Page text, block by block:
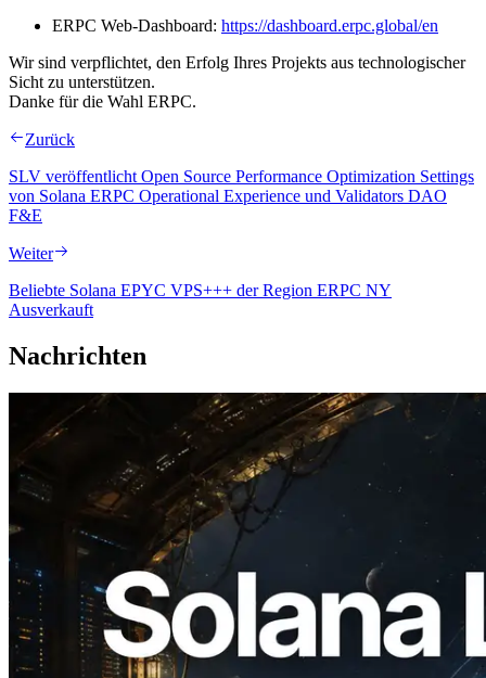
ERPC Web-Dashboard: https://dashboard.erpc.global/en
Wir sind verpflichtet, den Erfolg Ihres Projekts aus technologischer
Sicht zu unterstützen.
Danke für die Wahl ERPC.
Zurück
SLV veröffentlicht Open Source Performance Optimization Settings
von Solana ERPC Operational Experience und Validators DAO
F&E
Weiter
Beliebte Solana EPYC VPS+++ der Region ERPC NY
Ausverkauft
Nachrichten
2026.08.05